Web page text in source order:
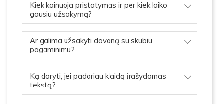
Kiek kainuoja pristatymas ir per kiek laiko
gausiu užsakymą?
Ar galima užsakyti dovaną su skubiu
pagaminimu?
Ką daryti, jei padariau klaidą įrašydamas
tekstą?